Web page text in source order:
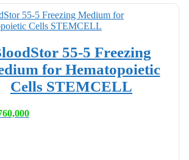
55-5 Freezing
for Hematopoietic
Cells STEMCELL